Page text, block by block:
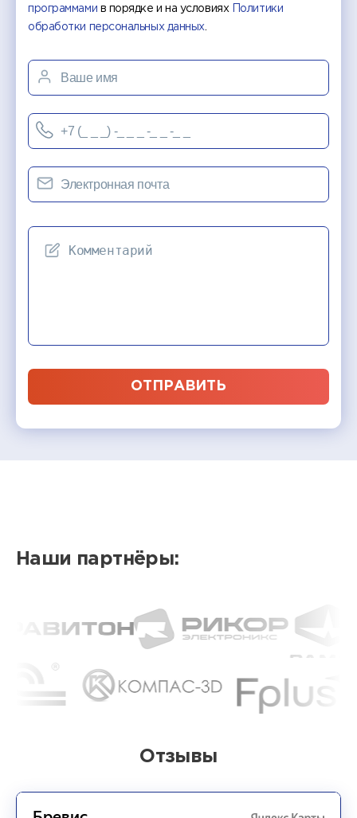
программами в порядке и на условиях
Политики
обработки персональных данных
ОТПРАВИТЬ
Наши партнёры:
Отзывы